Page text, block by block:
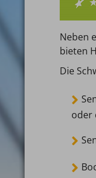
Neben
bieten
Die
oder